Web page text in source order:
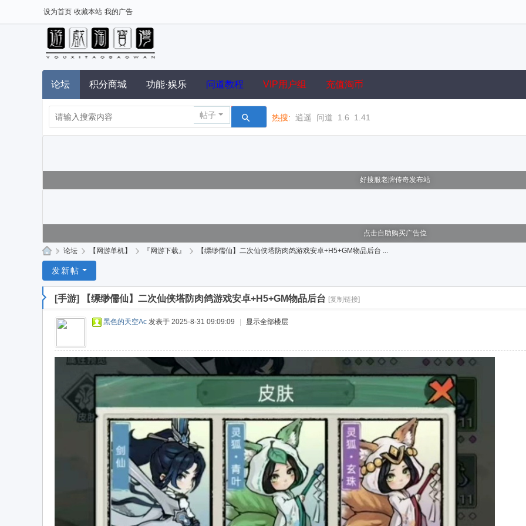
设为首页 收藏本站 我的广告
论坛 积分商城 功能·娱乐 问道教程 VIP用户组 充值淘币
帖子 热搜: 逍遥 问道 1.6 1.41
好搜服老牌传奇发布站
点击自助购买广告位
戏
淘
» 论坛 › 【网游单机】 › 『网游下载』 › 【缥缈儒仙】二次仙侠塔防肉鸽游戏安卓+H5+GM物品后台 ...
发新帖
[手游] 【缥缈儒仙】二次仙侠塔防肉鸽游戏安卓+H5+GM物品后台 [复制链接]
黑色的天空Ac 发表于 2025-8-31 09:09:09 显示全部楼层